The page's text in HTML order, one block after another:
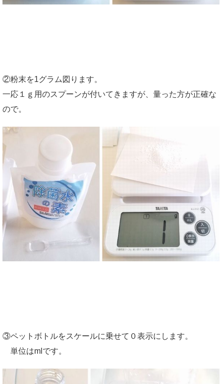
②粉末を1グラム図ります。
一応１ｇ用のスプーンが付いてきますが、量った方が正確な
ので。
③ペットボトルをスケールに乗せて０表示にします。
単位はmlです。